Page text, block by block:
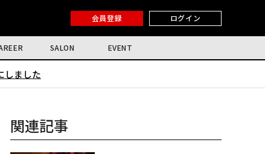
会員登録 ログイン
SALON EVENT
しました
関連記事